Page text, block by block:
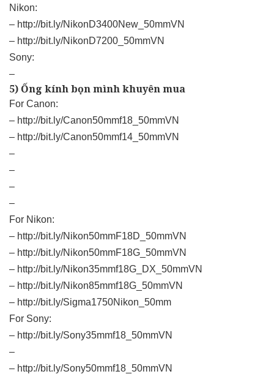
Nikon:
– http://bit.ly/NikonD3400New_50mmVN
– http://bit.ly/NikonD7200_50mmVN
Sony:
–
5) Ống kính bọn mình khuyên mua
For Canon:
– http://bit.ly/Canon50mmf18_50mmVN
– http://bit.ly/Canon50mmf14_50mmVN
–
–
–
–
For Nikon:
– http://bit.ly/Nikon50mmF18D_50mmVN
– http://bit.ly/Nikon50mmF18G_50mmVN
– http://bit.ly/Nikon35mmf18G_DX_50mmVN
– http://bit.ly/Nikon85mmf18G_50mmVN
– http://bit.ly/Sigma1750Nikon_50mm
For Sony:
– http://bit.ly/Sony35mmf18_50mmVN
–
– http://bit.ly/Sony50mmf18_50mmVN